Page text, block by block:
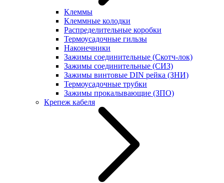
Клеммы
Клеммные колодки
Распределительные коробки
Термоусадочные гильзы
Наконечники
Зажимы соединительные (Скотч-лок)
Зажимы соединительные (СИЗ)
Зажимы винтовые DIN рейка (ЗНИ)
Термоусадочные трубки
Зажимы прокалывающие (ЗПО)
Крепеж кабеля